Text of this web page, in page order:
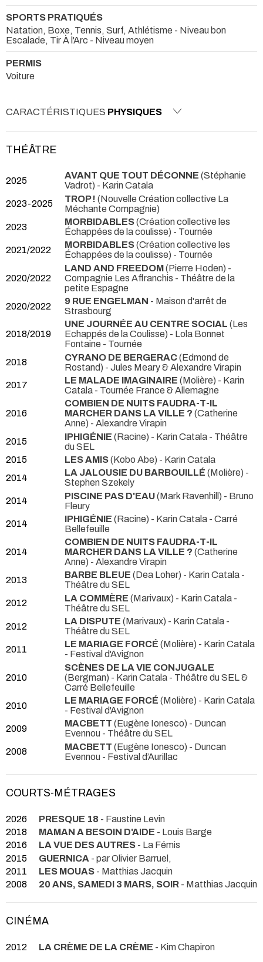
SPORTS PRATIQUÉS
Natation, Boxe, Tennis, Surf, Athlétisme - Niveau bon
Escalade, Tir À l'Arc - Niveau moyen
PERMIS
Voiture
CARACTÉRISTIQUES PHYSIQUES
THÉÂTRE
2025 AVANT QUE TOUT DÉCONNE (Stéphanie
Vadrot) - Karin Catala
2023-2025
TROP ! (Nouvelle Création collective La
Méchante Compagnie)
2023
MORBIDABLES(Création collective les
Échappées de la coulisse) - Tournée
2021/2022
MORBIDABLES(Création collective les
Échappées de la coulisse) - Tournée
2020/2022
LAND AND FREEDOM(Pierre Hoden) -
Compagnie Les Affranchis - Théâtre de la
petite Espagne
2020/2022
9 RUE ENGELMAN - Maison d'arrêt de
Strasbourg
2018/2019
UNE JOURNÉE AU CENTRE SOCIAL (Les
Echappés de la Coulisse) - Lola Bonnet
Fontaine - Tournée
2018
CYRANO DE BERGERAC(Edmond de
Rostand) - Jules Meary & Alexandre Virapin
2017
LE MALADE IMAGINAIRE (Molière) - Karin
Catala - Tournée France & Allemagne
2016
COMBIEN DE NUITS FAUDRA-T-IL
MARCHER DANS LA VILLE ? (Catherine
Anne) - Alexandre Virapin
2015
IPHIGÉNIE (Racine) - Karin Catala - Théâtre
du SEL
2015
LES AMIS(Kobo Abe) - Karin Catala
2014
LA JALOUSIE DU BARBOUILLÉ (Molière) -
Stephen Szekely
2014
PISCINE PAS D'EAU(Mark Ravenhill) - Bruno
Fleury
2014
IPHIGÉNIE (Racine) - Karin Catala - Carré
Bellefeuille
2014
COMBIEN DE NUITS FAUDRA-T-IL
MARCHER DANS LA VILLE ? (Catherine
Anne) - Alexandre Virapin
2013
BARBE BLEUE (Dea Loher) - Karin Catala -
Théâtre du SEL
2012
LA COMMÈRE (Marivaux) - Karin Catala -
Théâtre du SEL
2012
LA DISPUTE (Marivaux) - Karin Catala -
Théâtre du SEL
2011
LE MARIAGE FORCÉ (Molière) - Karin Catala
- Festival d'Avignon
2010
SCÈNES DE LA VIE CONJUGALE
(Bergman) - Karin Catala - Théâtre du SEL &
Carré Bellefeuille
2010
LE MARIAGE FORCÉ (Molière) - Karin Catala
- Festival d'Avignon
2009
MACBETT (Eugène Ionesco) - Duncan
Evennou - Théâtre du SEL
2008
MACBETT (Eugène Ionesco) - Duncan
Evennou - Festival d’Aurillac
COURTS-MÉTRAGES
2026 PRESQUE 18 - Faustine Levin
2018
MAMAN A BESOIN D'AIDE - Louis Barge
2016
LA VUE DES AUTRES - La Fémis
2015
GUERNICA - par Olivier Barruel,
2011
LES MOUAS - Matthias Jacquin
2008
20 ANS, SAMEDI 3 MARS, SOIR - Matthias Jacquin
CINÉMA
2012 LA CRÈME DE LA CRÈME - Kim Chapiron